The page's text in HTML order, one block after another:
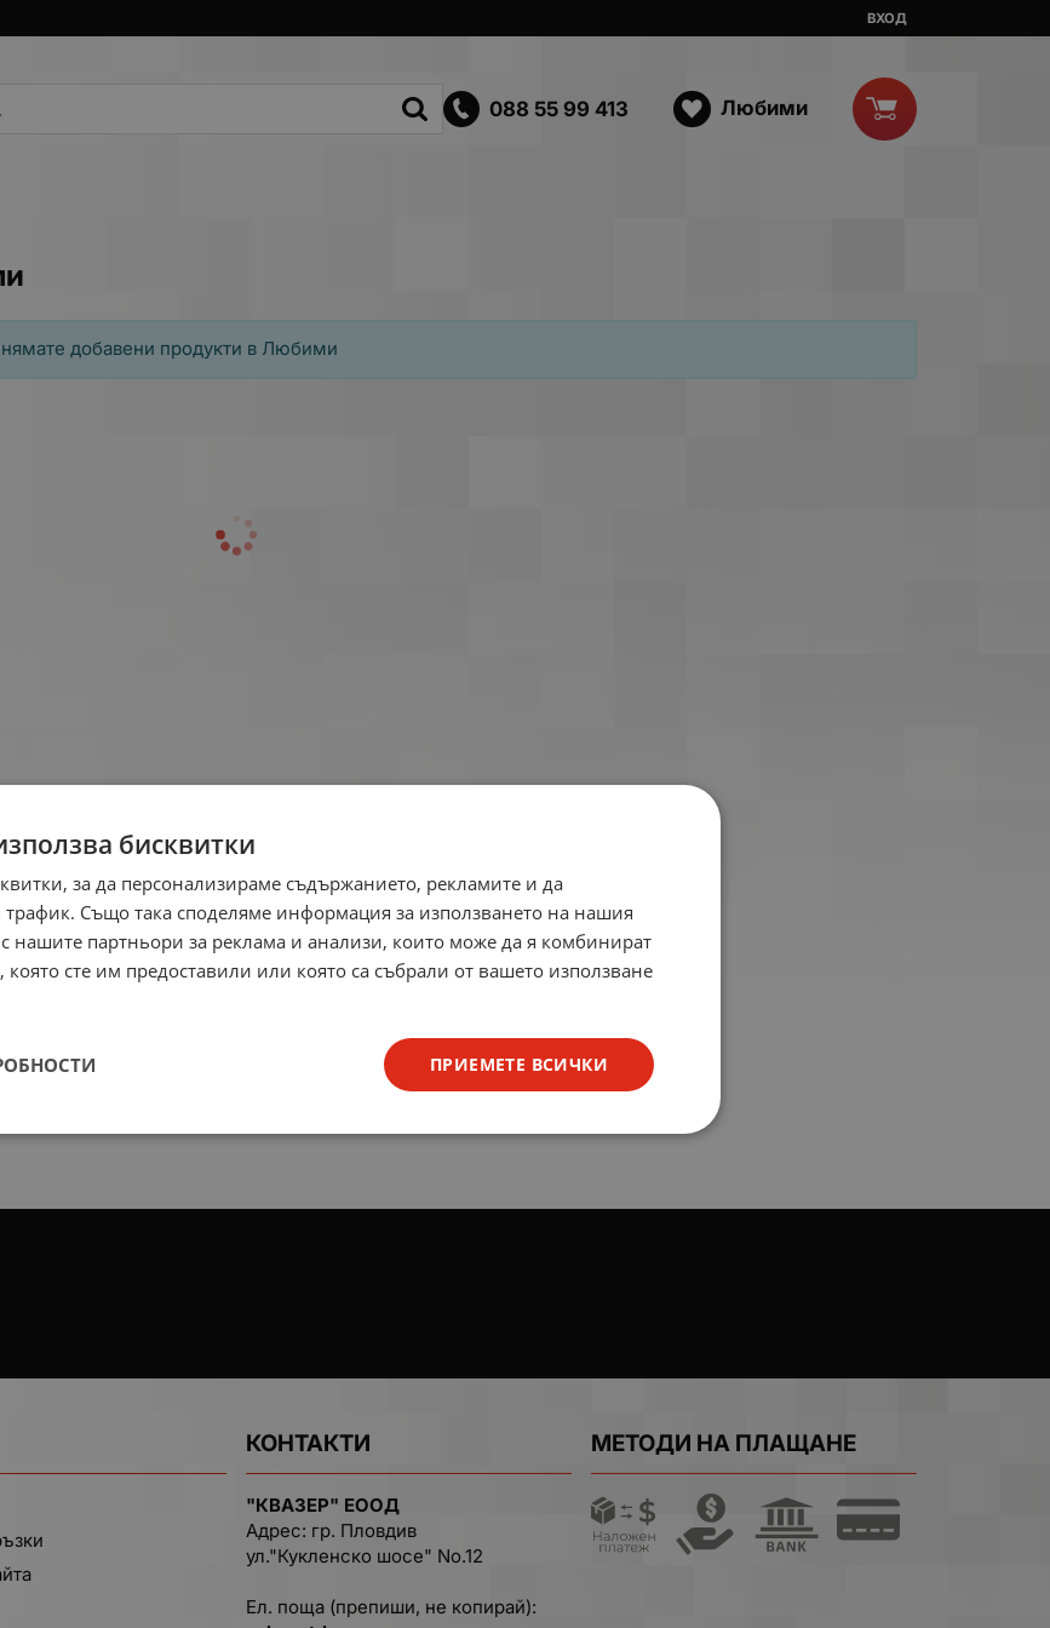
ВХОД
088 55 99 413 Любими
добавени продукти в Любими
КОНТАКТИ
"КВАЗЕР" ЕООД
Адрес: гр. Пловдив
ул."Кукленско шосе" No.12
Ел. поща (препиши, не копирай):
МЕТОДИ НА ПЛАЩАНЕ
бисквитки
за да персонализираме съдържанието, рекламите и да
Също така споделяме информация за използването на нашия
с нашите партньори за реклама и анализи, които може да я комбинират
сте им предоставили или която са събрали от вашето използване
ПРИЕМЕТЕ ВСИЧКИ